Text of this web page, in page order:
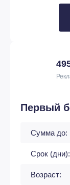
Первый
Сумма до:
Срок (дни):
Возраст: